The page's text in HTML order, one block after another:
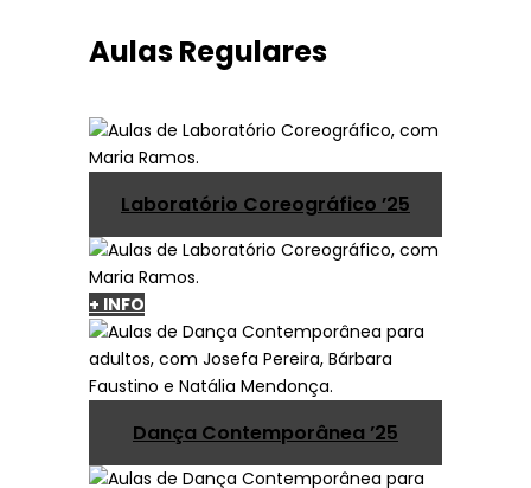
Aulas Regulares
Laboratório Coreográfico ’25
+ INFO
Dança Contemporânea ’25